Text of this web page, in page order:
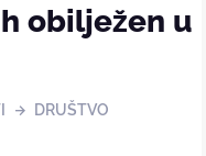
obilježen u
DRUŠTVO